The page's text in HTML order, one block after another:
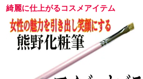
綺麗に仕上がるコスメアイテム